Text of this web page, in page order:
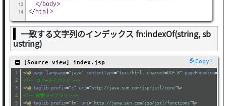
一致する文字列のインデックス fn:indexOf(string, sb
ustring)
Copy!
[Source view] index.jsp
<%@ page language="java" contentType="text/html; charset=UTF-8" pageEncoding=
<!-- コア―ライブラリ -->
<%@ taglib prefix="c" uri ="http://java.sun.com/jsp/jstl/core"%>
<!-- 関数ライブラリ -->
<%@ taglib prefix="fn" uri ="http://java.sun.com/jsp/jstl/functions"%>